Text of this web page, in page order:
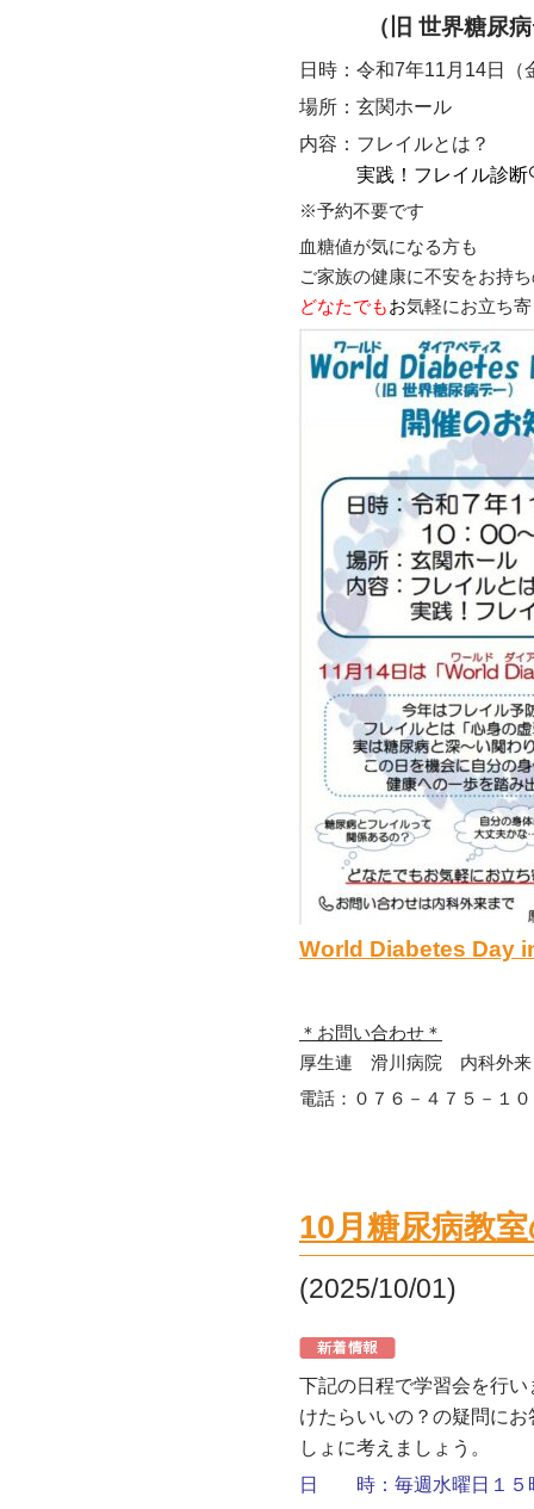
（旧 世界糖尿病
日時：令和7年11月14日（
場所：玄関ホール
内容：フレイルとは？
実践！フレイル診断
※予約不要です
血糖値が気になる方も
ご家族の健康に不安をお持
どなたでもお気軽にお立ち
World Diabetes Day
＊お問い合わせ＊
厚生連 滑川病院 内科外来
電話：０７６－４７５－１
10月糖尿病教
(2025/10/01)
下記の日程で学習会を行
けたらいいの？の疑問に
しょに考えましょう。
日 時：毎週水曜日１５